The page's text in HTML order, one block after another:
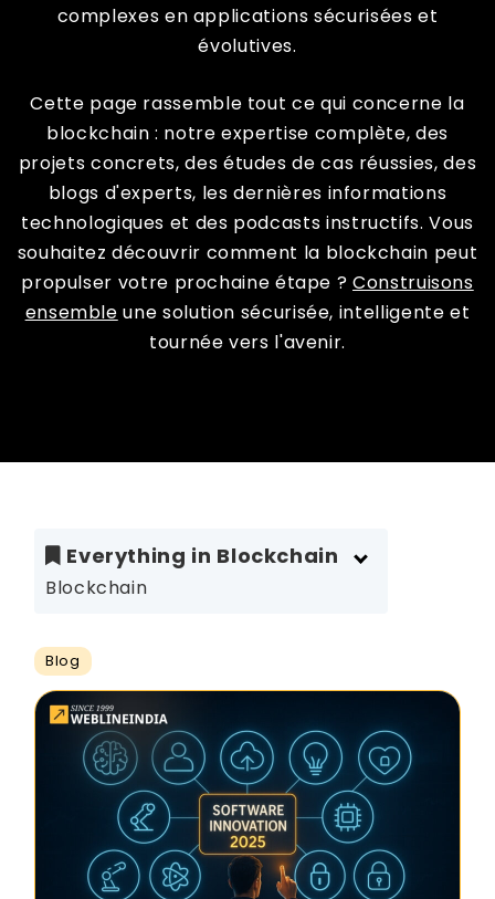
complexes en applications sécurisées et
évolutives.
Cette page rassemble tout ce qui concerne la
blockchain : notre expertise complète, des
projets concrets, des études de cas réussies, des
blogs d'experts, les dernières informations
technologiques et des podcasts instructifs. Vous
souhaitez découvrir comment la blockchain peut
propulser votre prochaine étape ?Construisons
ensemble une solution sécurisée, intelligente et
tournée vers l'avenir.
Everything in Blockchain
Blockchain
Blog